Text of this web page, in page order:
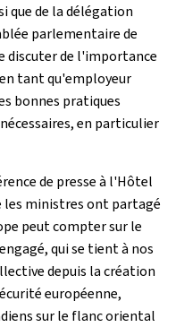
que de la délégation
parlementaire de
discuter de l'importance
tant qu'employeur
bonnes pratiques
en particulier
de presse à l'Hôtel
les ministres ont partagé
peut compter sur le
qui se tient à nos
depuis la création
européenne,
sur le flanc oriental